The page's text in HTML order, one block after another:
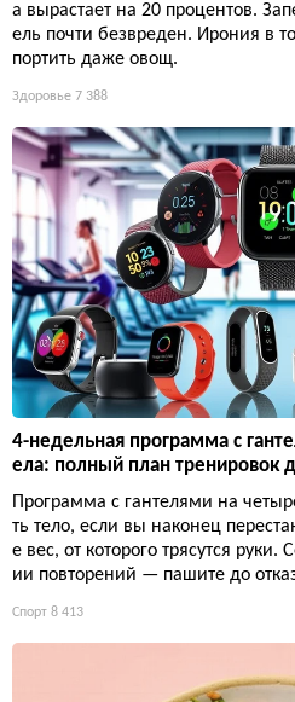
а вырастает на 20 процентов.
ель почти безвреден. Ирония в
портить даже овощ.
Здоровье 7 388
4-недельная программа с
ела: полный план тренировок
Программа с гантелями на
ть тело, если вы наконец
е вес, от которого трясутся руки.
ии повторений — пашите до
Спорт 8 413